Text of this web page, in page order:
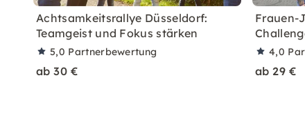
Achtsamkeitsrallye Düsseldorf:
Teamgeist und Fokus stärken
5,0 Partnerbewertung
ab 30 €
Frauen-
4,0
ab 29 €